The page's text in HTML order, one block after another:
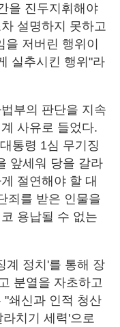
을 진두지휘해야
설명하지 못하고
을 저버린 행위이
실추시킨 행위"라
부의 판단을 지속
사유로 들었다.
통령 1심 무기징
앞세워 당을 갈라
절연해야 할 대
죄를 받은 인물을
용납될 수 없는
계 정치'를 통해 장
분열을 자초하고
"쇄신과 인적 청산
치기 세력'으로